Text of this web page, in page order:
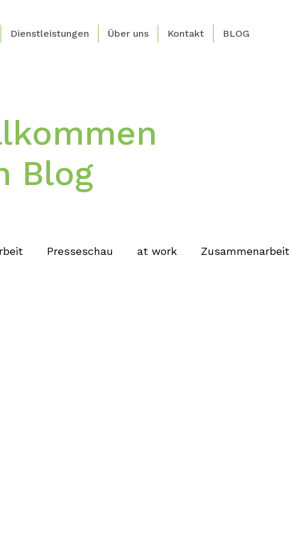
Dienstleistungen Über uns Kontakt BLOG
Blog
Presseschau at work Zusammenarbeit